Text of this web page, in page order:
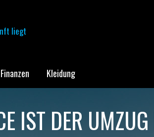
liegt
Finanzen Kleidung
IST DER